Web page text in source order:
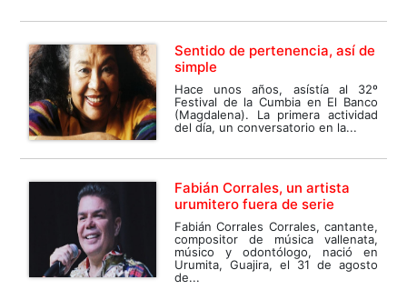
Sentido de pertenencia, así de
simple
Hace unos años, asístía al 32º
Festival de la Cumbia en El Banco
(Magdalena). La primera actividad
del día, un conversatorio en la...
Fabián Corrales, un artista
urumitero fuera de serie
Fabián Corrales Corrales, cantante,
compositor de música vallenata,
músico y odontólogo, nació en
Urumita, Guajira, el 31 de agosto
de...